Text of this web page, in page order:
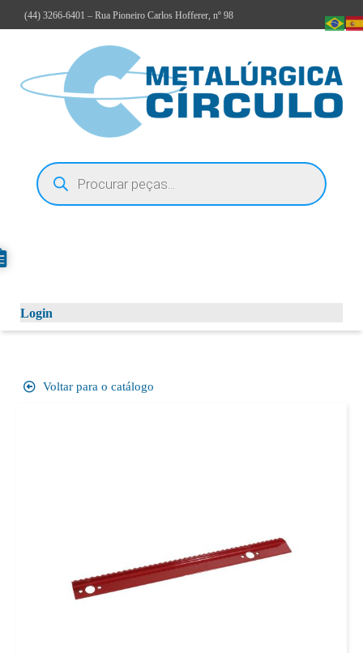
(44) 3266-6401 – Rua Pioneiro Carlos Hofferer, nº 98
Login
Voltar para o catálogo